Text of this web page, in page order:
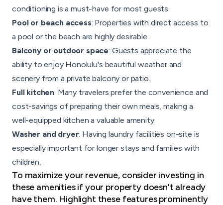
conditioning is a must-have for most guests.
Pool or beach access: Properties with direct access to
a pool or the beach are highly desirable.
Balcony or outdoor space: Guests appreciate the
ability to enjoy Honolulu's beautiful weather and
scenery from a private balcony or patio.
Full kitchen: Many travelers prefer the convenience and
cost-savings of preparing their own meals, making a
well-equipped kitchen a valuable amenity.
Washer and dryer: Having laundry facilities on-site is
especially important for longer stays and families with
children.
To maximize your revenue, consider investing in
these amenities if your property doesn't already
have them. Highlight these features prominently